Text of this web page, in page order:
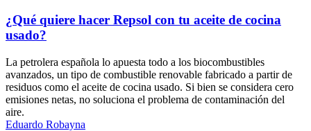
¿Qué quiere hacer Repsol con tu aceite de cocina
usado?
La petrolera española lo apuesta todo a los biocombustibles
avanzados, un tipo de combustible renovable fabricado a partir de
residuos como el aceite de cocina usado. Si bien se considera cero
emisiones netas, no soluciona el problema de contaminación del
aire.
Eduardo Robayna